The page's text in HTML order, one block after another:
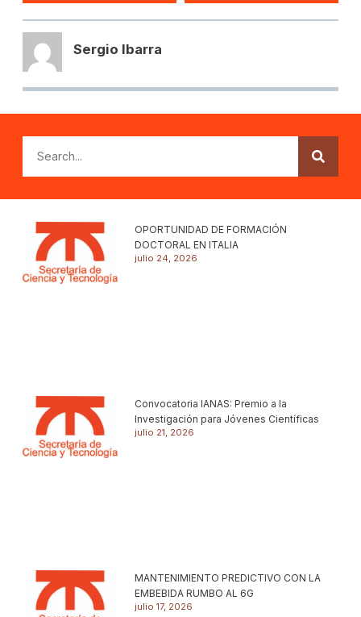
Sergio Ibarra
OPORTUNIDAD DE FORMACIÓN
DOCTORAL EN ITALIA
julio 24, 2026
Convocatoria IANAS: Premio a la
Investigación para Jóvenes Científicas
julio 21, 2026
MANTENIMIENTO PREDICTIVO CON LA
EMBEBIDA RUMBO AL 6G
julio 17, 2026